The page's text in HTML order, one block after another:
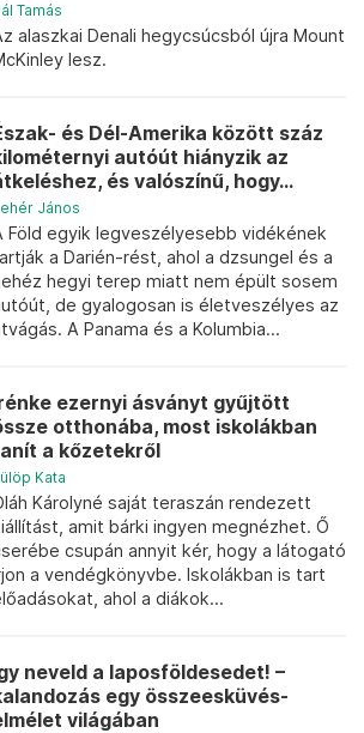
Tamás
alaszkai Denali hegycsúcsból újra Mount
lesz.
és Dél-Amerika között száz
autóút hiányzik az
és valószínű, hogy...
János
Föld egyik legveszélyesebb vidékének
a Darién-rést, ahol a dzsungel és a
hegyi terep miatt nem épült sosem
de gyalogosan is életveszélyes az
A Panama és a Kolumbia...
ezernyi ásványt gyűjtött
otthonába, most iskolákban
a kőzetekről
Kata
Károlyné saját teraszán rendezett
amit bárki ingyen megnézhet. Ő
csupán annyit kér, hogy a látogató
a vendégkönyvbe. Iskolákban is tart
ahol a diákok...
neveld a laposföldesedet! –
egy összeesküvés-
világában